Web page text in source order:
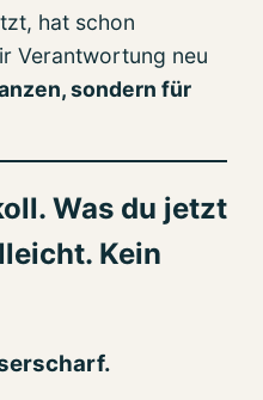
hat schon
Verantwortung neu
sondern für
Was du jetzt
Kein